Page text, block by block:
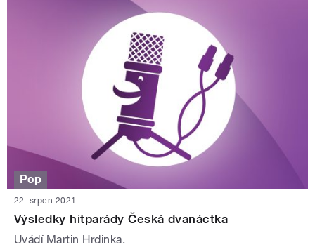
Pop
22. srpen 2021
Výsledky hitparády Česká dvanáctka
Uvádí Martin Hrdinka.